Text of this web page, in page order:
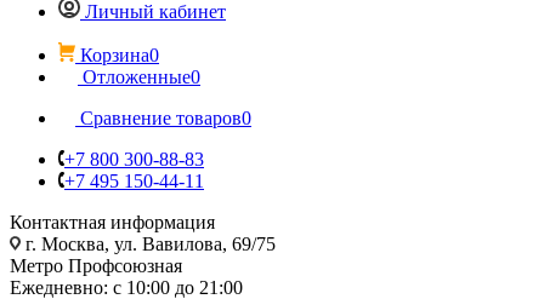
Личный кабинет
Корзина0
Отложенные0
Сравнение товаров0
+7 800 300-88-83
+7 495 150-44-11
Контактная информация
г. Москва, ул. Вавилова, 69/75
Метро Профсоюзная
Ежедневно: с 10:00 до 21:00